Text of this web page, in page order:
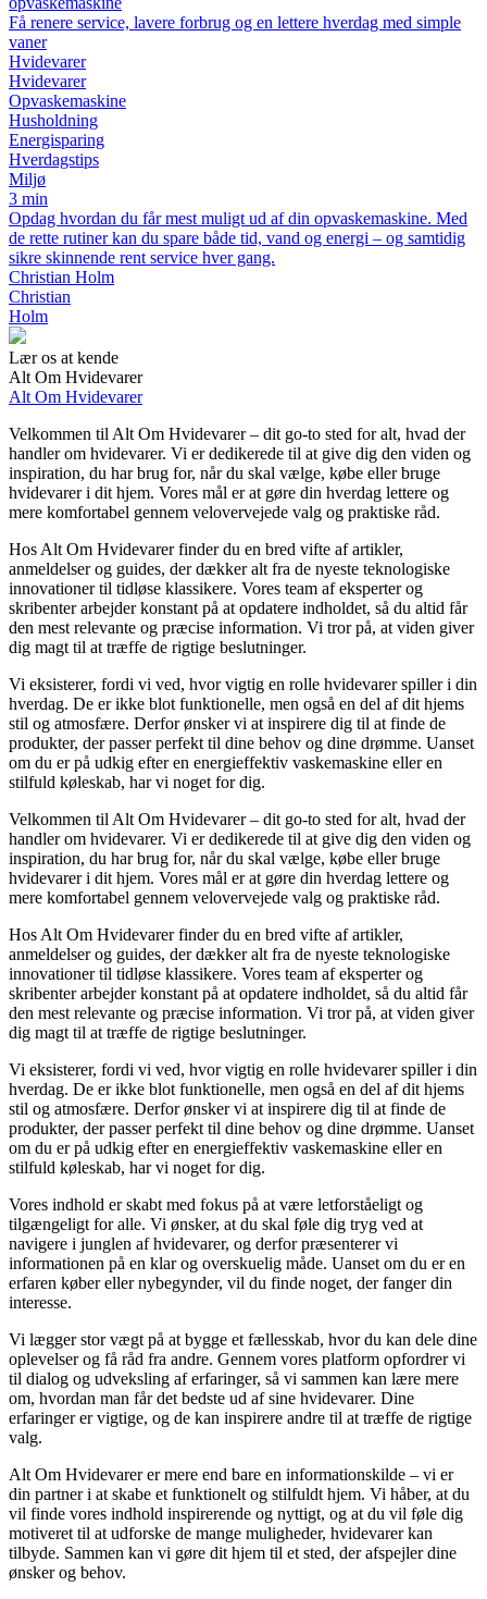
Få renere service, lavere forbrug og en lettere hverdag med simple
vaner
Hvidevarer
Hvidevarer
Opvaskemaskine
Husholdning
Energisparing
Hverdagstips
Miljø
3 min
Opdag hvordan du får mest muligt ud af din opvaskemaskine. Med
de rette rutiner kan du spare både tid, vand og energi – og samtidig
sikre skinnende rent service hver gang.
Christian Holm
Christian
Holm
Lær os at kende
Alt Om Hvidevarer
Alt Om Hvidevarer
Velkommen til Alt Om Hvidevarer – dit go-to sted for alt, hvad der
handler om hvidevarer. Vi er dedikerede til at give dig den viden og
inspiration, du har brug for, når du skal vælge, købe eller bruge
hvidevarer i dit hjem. Vores mål er at gøre din hverdag lettere og
mere komfortabel gennem velovervejede valg og praktiske råd.
Hos Alt Om Hvidevarer finder du en bred vifte af artikler,
anmeldelser og guides, der dækker alt fra de nyeste teknologiske
innovationer til tidløse klassikere. Vores team af eksperter og
skribenter arbejder konstant på at opdatere indholdet, så du altid får
den mest relevante og præcise information. Vi tror på, at viden giver
dig magt til at træffe de rigtige beslutninger.
Vi eksisterer, fordi vi ved, hvor vigtig en rolle hvidevarer spiller i din
hverdag. De er ikke blot funktionelle, men også en del af dit hjems
stil og atmosfære. Derfor ønsker vi at inspirere dig til at finde de
produkter, der passer perfekt til dine behov og dine drømme. Uanset
om du er på udkig efter en energieffektiv vaskemaskine eller en
stilfuld køleskab, har vi noget for dig.
Velkommen til Alt Om Hvidevarer – dit go-to sted for alt, hvad der
handler om hvidevarer. Vi er dedikerede til at give dig den viden og
inspiration, du har brug for, når du skal vælge, købe eller bruge
hvidevarer i dit hjem. Vores mål er at gøre din hverdag lettere og
mere komfortabel gennem velovervejede valg og praktiske råd.
Hos Alt Om Hvidevarer finder du en bred vifte af artikler,
anmeldelser og guides, der dækker alt fra de nyeste teknologiske
innovationer til tidløse klassikere. Vores team af eksperter og
skribenter arbejder konstant på at opdatere indholdet, så du altid får
den mest relevante og præcise information. Vi tror på, at viden giver
dig magt til at træffe de rigtige beslutninger.
Vi eksisterer, fordi vi ved, hvor vigtig en rolle hvidevarer spiller i din
hverdag. De er ikke blot funktionelle, men også en del af dit hjems
stil og atmosfære. Derfor ønsker vi at inspirere dig til at finde de
produkter, der passer perfekt til dine behov og dine drømme. Uanset
om du er på udkig efter en energieffektiv vaskemaskine eller en
stilfuld køleskab, har vi noget for dig.
Vores indhold er skabt med fokus på at være letforståeligt og
tilgængeligt for alle. Vi ønsker, at du skal føle dig tryg ved at
navigere i junglen af hvidevarer, og derfor præsenterer vi
informationen på en klar og overskuelig måde. Uanset om du er en
erfaren køber eller nybegynder, vil du finde noget, der fanger din
interesse.
Vi lægger stor vægt på at bygge et fællesskab, hvor du kan dele dine
oplevelser og få råd fra andre. Gennem vores platform opfordrer vi
til dialog og udveksling af erfaringer, så vi sammen kan lære mere
om, hvordan man får det bedste ud af sine hvidevarer. Dine
erfaringer er vigtige, og de kan inspirere andre til at træffe de rigtige
valg.
Alt Om Hvidevarer er mere end bare en informationskilde – vi er
din partner i at skabe et funktionelt og stilfuldt hjem. Vi håber, at du
vil finde vores indhold inspirerende og nyttigt, og at du vil føle dig
motiveret til at udforske de mange muligheder, hvidevarer kan
tilbyde. Sammen kan vi gøre dit hjem til et sted, der afspejler dine
ønsker og behov.